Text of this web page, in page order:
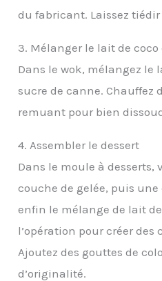
du fabricant. Laissez
3. Mélanger le lait de coco
Dans le wok, mélangez le
sucre de canne. Chauffez
remuant pour bien
4. Assembler le dessert
Dans le moule à desserts,
couche de gelée, puis
enfin le mélange de lait de
l’opération pour créer des
Ajoutez des gouttes de
d’originalité.